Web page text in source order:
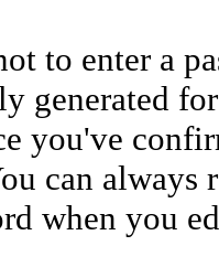
to enter a
generated
you've
can always
when you